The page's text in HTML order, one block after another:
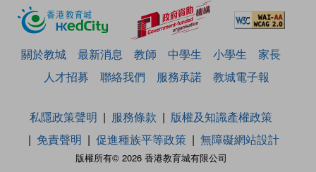
關於教城 最新消息 教師 中學生 小學生
家長
人才招募
聯絡我們 服務承諾 教城電子報
版權所有© 2026 香港教育城有限公司
私隱政策聲明 服務條款
版權及知識產權政策
免責聲明
促進種族平等政策 無障礙網站設計